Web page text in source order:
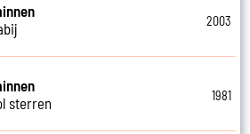
2003
sterren
1981